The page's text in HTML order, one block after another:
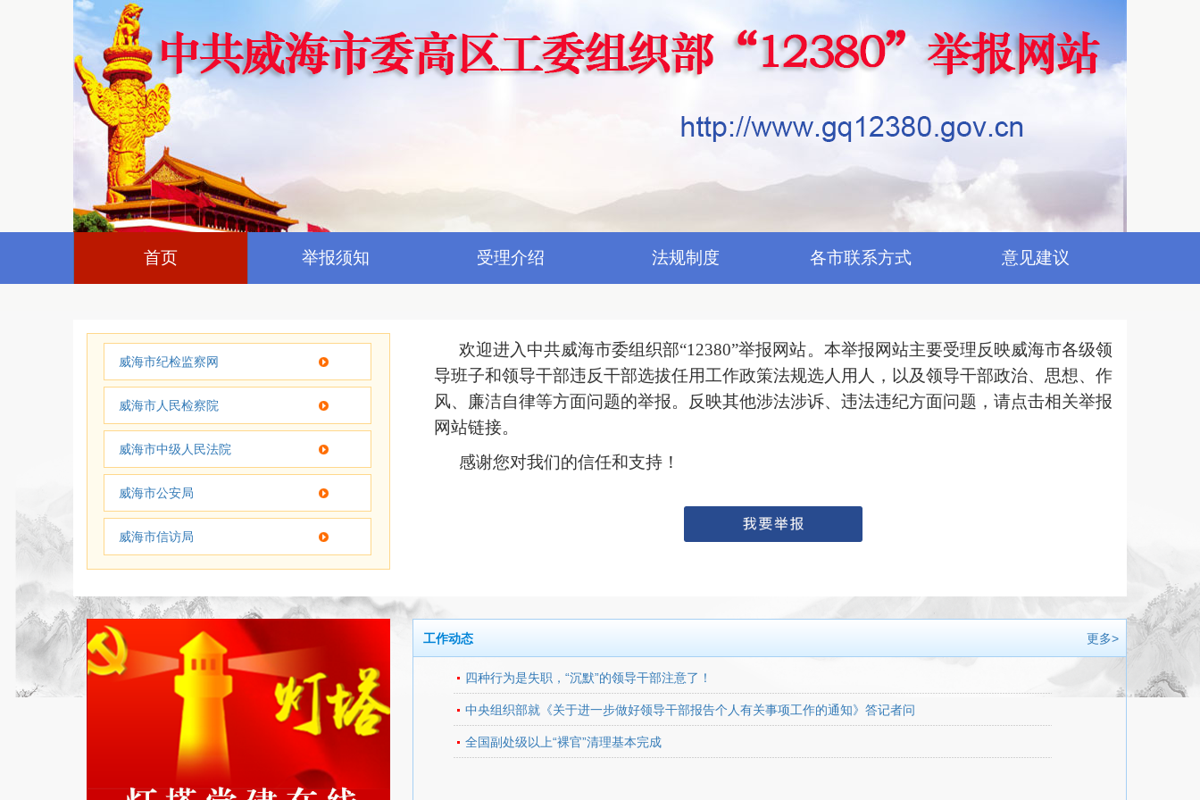
首页 举报须知 受理介绍 法规制度 各市联系方式 意见建议
威海市纪检监察网
威海市人民检察院
威海市中级人民法院
威海市公安局
威海市信访局
欢迎进入中共威海市委组织部“12380”举报网站。本举报网站主要受理反映威海市各级领
导班子和领导干部违反干部选拔任用工作政策法规选人用人，以及领导干部政治、思想、作
风、廉洁自律等方面问题的举报。反映其他涉法涉诉、违法违纪方面问题，请点击相关举报
网站链接。
感谢您对我们的信任和支持！
更多>
工作动态
四种行为是失职，“沉默”的领导干部注意了！
中央组织部就《关于进一步做好领导干部报告个人有关事项工作的通知》答记者问
全国副处级以上“裸官”清理基本完成